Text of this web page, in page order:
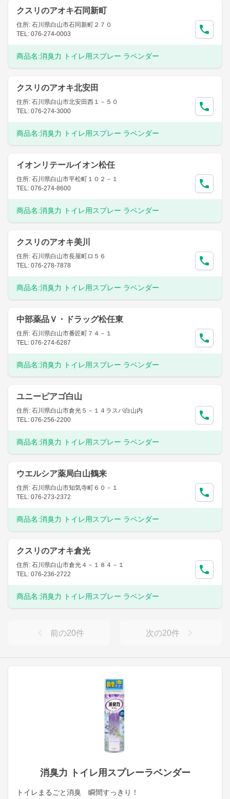
消臭力 トイレ用スプレーラベンダー
トイレまるごと消臭 瞬間すっきり！
クスリのアオキ石同新町
住所: 石川県白山市石同新町２７０
TEL: 076-274-0003
商品名:消臭力 トイレ用スプレー ラベンダー
クスリのアオキ北安田
住所: 石川県白山市北安田西１－５０
TEL: 076-274-3000
商品名:消臭力 トイレ用スプレー ラベンダー
イオンリテールイオン松任
住所: 石川県白山市平松町１０２－１
TEL: 076-274-8600
商品名:消臭力 トイレ用スプレー ラベンダー
クスリのアオキ美川
住所: 石川県白山市長屋町ロ５６
TEL: 076-278-7878
商品名:消臭力 トイレ用スプレー ラベンダー
中部薬品Ｖ・ドラッグ松任東
住所: 石川県白山市番匠町７４－１
TEL: 076-274-6287
商品名:消臭力 トイレ用スプレー ラベンダー
ユニーピアゴ白山
住所: 石川県白山市倉光５－１４ラスパ白山内
TEL: 076-256-2200
商品名:消臭力 トイレ用スプレー ラベンダー
ウエルシア薬局白山鶴来
住所: 石川県白山市知気寺町６０－１
TEL: 076-273-2372
商品名:消臭力 トイレ用スプレー ラベンダー
クスリのアオキ倉光
住所: 石川県白山市倉光４－１８４－１
TEL: 076-236-2722
商品名:消臭力 トイレ用スプレー ラベンダー
前の20件 次の20件